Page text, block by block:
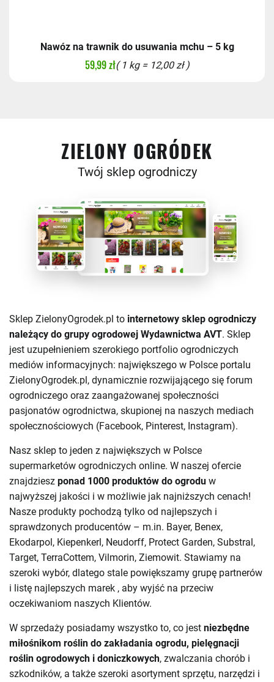
Nawóz na trawnik do usuwania mchu – 5 kg
59,99 zł( 1 kg = 12,00 zł )
ZIELONY OGRÓDEK
Twój sklep ogrodniczy
Sklep ZielonyOgrodek.pl to internetowy sklep ogrodniczy
należący do grupy ogrodowej Wydawnictwa AVT. Sklep
jest uzupełnieniem szerokiego portfolio ogrodniczych
mediów informacyjnych: największego w Polsce portalu
ZielonyOgrodek.pl, dynamicznie rozwijającego się forum
ogrodniczego oraz zaangażowanej społeczności
pasjonatów ogrodnictwa, skupionej na naszych mediach
społecznościowych (Facebook, Pinterest, Instagram).
Nasz sklep to jeden z największych w Polsce
supermarketów ogrodniczych online. W naszej ofercie
znajdziesz ponad 1000 produktów do ogrodu w
najwyższej jakości i w możliwie jak najniższych cenach!
Nasze produkty pochodzą tylko od najlepszych i
sprawdzonych producentów – m.in. Bayer, Benex,
Ekodarpol, Kiepenkerl, Neudorff, Protect Garden, Substral,
Target, TerraCottem, Vilmorin, Ziemowit. Stawiamy na
szeroki wybór, dlatego stale powiększamy grupę partnerów
i listę najlepszych marek , aby wyjść na przeciw
oczekiwaniom naszych Klientów.
W sprzedaży posiadamy wszystko to, co jest niezbędne
miłośnikom roślin do zakładania ogrodu, pielęgnacji
roślin ogrodowych i doniczkowych, zwalczania chorób i
szkodników, a także szeroki asortyment sprzętu, narzędzi i